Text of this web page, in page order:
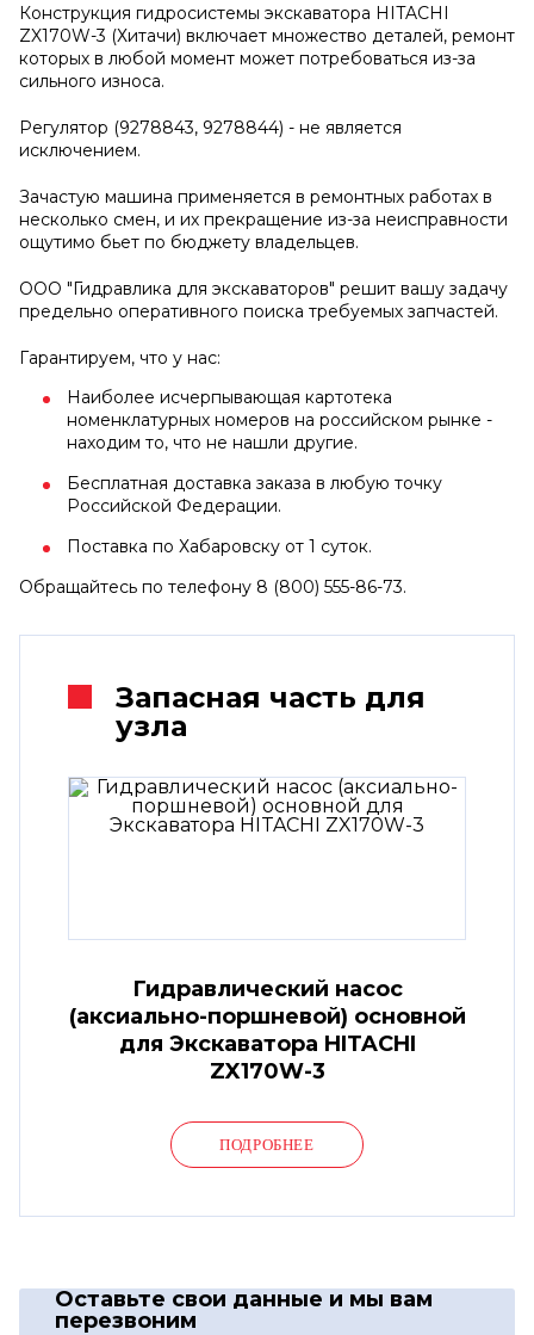
Конструкция гидросистемы экскаватора HITACHI
ZX170W-3 (Хитачи) включает множество деталей, ремонт
которых в любой момент может потребоваться из-за
сильного износа.
Регулятор (9278843, 9278844) - не является
исключением.
Зачастую машина применяется в ремонтных работах в
несколько смен, и их прекращение из-за неисправности
ощутимо бьет по бюджету владельцев.
ООО "Гидравлика для экскаваторов" решит вашу задачу
предельно оперативного поиска требуемых запчастей.
Гарантируем, что у нас:
Наиболее исчерпывающая картотека
номенклатурных номеров на российском рынке -
находим то, что не нашли другие.
Бесплатная доставка заказа в любую точку
Российской Федерации.
Поставка по Хабаровску от 1 суток.
Обращайтесь по телефону 8 (800) 555-86-73.
Запасная часть для
узла
Гидравлический насос
(аксиально-поршневой) основной
для Экскаватора HITACHI
ZX170W-3
ПОДРОБНЕЕ
Оставьте свои данные и мы вам
перезвоним